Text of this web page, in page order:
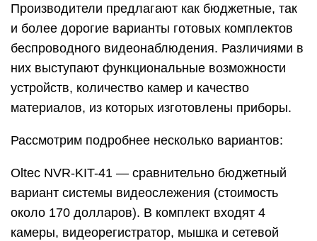
Производители предлагают как бюджетные, так
и более дорогие варианты готовых комплектов
беспроводного видеонаблюдения. Различиями в
них выступают функциональные возможности
устройств, количество камер и качество
материалов, из которых изготовлены приборы.
Рассмотрим подробнее несколько вариантов:
Oltec NVR-KIT-41 — сравнительно бюджетный
вариант системы видеослежения (стоимость
около 170 долларов). В комплект входят 4
камеры, видеорегистратор, мышка и сетевой